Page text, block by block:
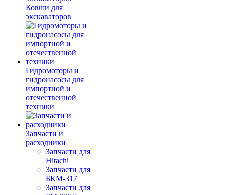
Ковши для
экскаваторов
Гидромоторы и
гидронасосы для
импортной и
отечественной
техники
Запчасти и
расходники
Запчасти для
Hitachi
Запчасти для
БКМ-317
Запчасти для